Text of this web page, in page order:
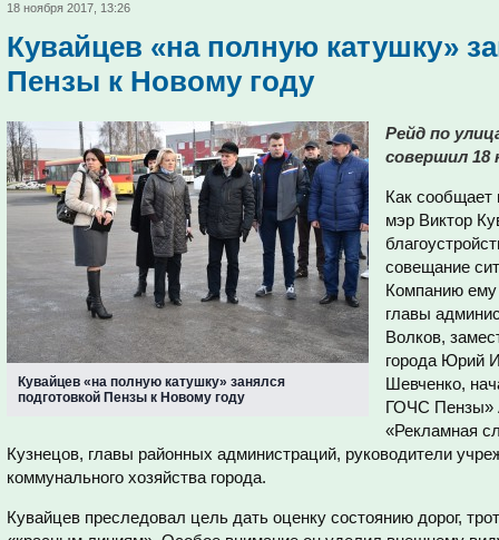
18 ноября 2017, 13:26
Кувайцев «на полную катушку»
Пензы к Новому году
Кувайцев «на полную катушку» занялся
подготовкой Пензы к Новому году
Рейд по
совершил 18
Как сообщает
мэр Виктор
совещание
Компанию ему
главы
Волков,
города Юрий
Шевченко,
ГОЧС Пензы»
«Рекламная
Кузнецов, главы районных администраций, руководители
коммунального хозяйства города.
Кувайцев преследовал цель дать оценку состоянию дорог,